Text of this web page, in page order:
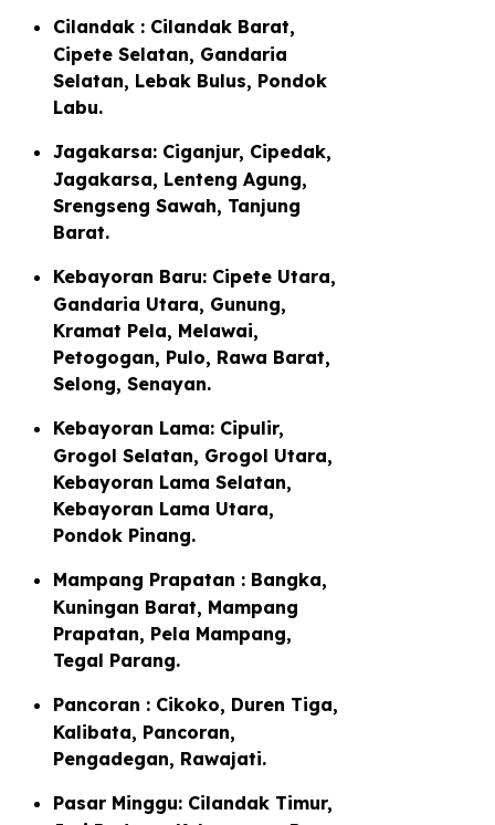
Cilandak : Cilandak Barat,
Cipete Selatan, Gandaria
Selatan, Lebak Bulus, Pondok
Labu.
Jagakarsa: Ciganjur, Cipedak,
Jagakarsa, Lenteng Agung,
Srengseng Sawah, Tanjung
Barat.
Kebayoran Baru: Cipete Utara,
Gandaria Utara, Gunung,
Kramat Pela, Melawai,
Petogogan, Pulo, Rawa Barat,
Selong, Senayan.
Kebayoran Lama: Cipulir,
Grogol Selatan, Grogol Utara,
Kebayoran Lama Selatan,
Kebayoran Lama Utara,
Pondok Pinang.
Mampang Prapatan : Bangka,
Kuningan Barat, Mampang
Prapatan, Pela Mampang,
Tegal Parang.
Pancoran : Cikoko, Duren Tiga,
Kalibata, Pancoran,
Pengadegan, Rawajati.
Pasar Minggu: Cilandak Timur,